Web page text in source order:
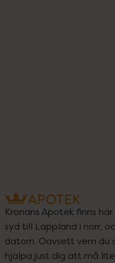
Kronans Apotek finns
syd till Lappland i norr,
datorn. Oavsett vem du
hjälpa just dig att må